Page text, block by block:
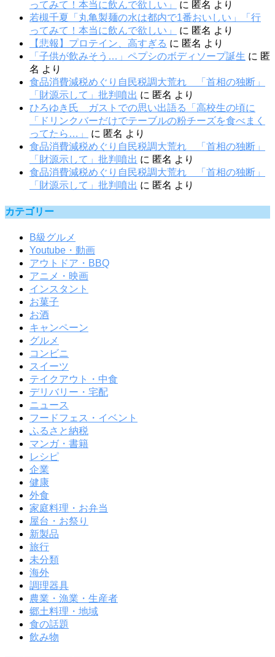
ってみて！本当に飲んで欲しい」
に 匿名 より
若槻千夏「丸亀製麺の水は都内で1番おいしい」「行
ってみて！本当に飲んで欲しい」
に 匿名 より
【悲報】プロテイン、高すぎる に 匿名 より
「子供が飲みそう…」ペプシのボディソープ誕生 に 匿
名 より
食品消費減税めぐり自民税調大荒れ 「首相の独断」
「財源示して」批判噴出 に 匿名 より
ひろゆき氏 ガストでの思い出語る「高校生の頃に
「ドリンクバーだけでテーブルの粉チーズを食べまく
ってたら…」
に 匿名 より
食品消費減税めぐり自民税調大荒れ 「首相の独断」
「財源示して」批判噴出 に 匿名 より
食品消費減税めぐり自民税調大荒れ 「首相の独断」
「財源示して」批判噴出 に 匿名 より
カテゴリー
B級グルメ
Youtube・動画
アウトドア・BBQ
アニメ・映画
インスタント
お菓子
お酒
キャンペーン
グルメ
コンビニ
スイーツ
テイクアウト・中食
デリバリー・宅配
ニュース
フードフェス・イベント
ふるさと納税
マンガ・書籍
レシピ
企業
健康
外食
家庭料理・お弁当
屋台・お祭り
新製品
旅行
未分類
海外
調理器具
農業・漁業・生産者
郷土料理・地域
食の話題
飲み物